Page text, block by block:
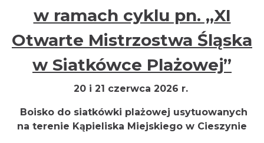
Koncert na głos i organy - Paweł Konik &
Maciej Zakrzewski
2026-09-06
0.74 km
w ramach cyklu pn. „XI
Otwarte Mistrzostwa Śląska
w Siatkówce Plażowej”
20 i 21 czerwca 2026 r.
Boisko do siatkówki plażowej usytuowanych
na terenie Kąpieliska Miejskiego w Cieszynie